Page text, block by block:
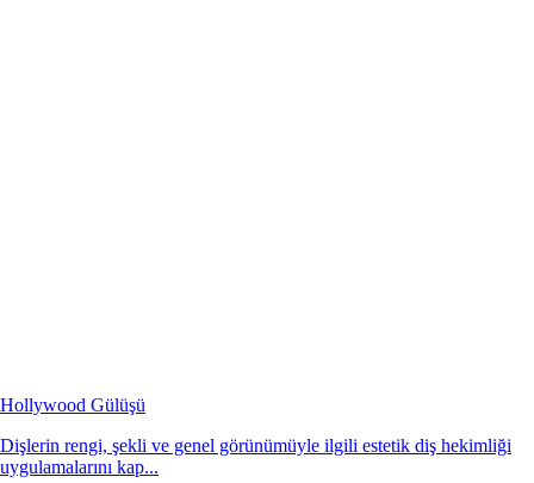
Hollywood Gülüşü
Dişlerin rengi, şekli ve genel görünümüyle ilgili estetik diş hekimliği
uygulamalarını kap...